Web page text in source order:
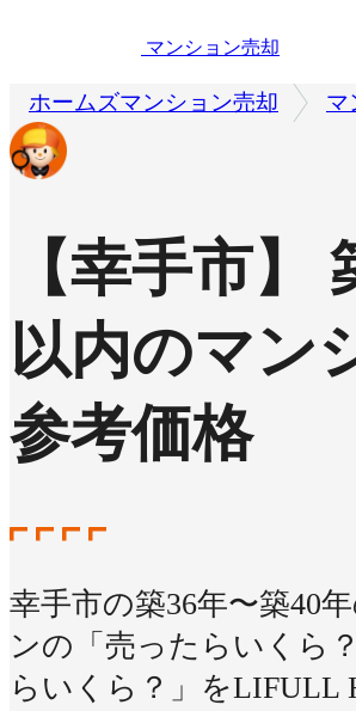
マンション売却
ホームズマンション売却 マ
【幸手市】
以内のマン
参考価格
幸手市の築36年〜築40
ンの「売ったらいくら
らいくら？」をLIFULL